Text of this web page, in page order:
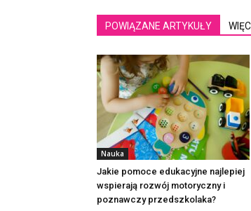
POWIĄZANE ARTYKUŁY
Nauka
Jakie pomoce edukacyjne najlepiej
wspierają rozwój motoryczny i
poznawczy przedszkolaka?